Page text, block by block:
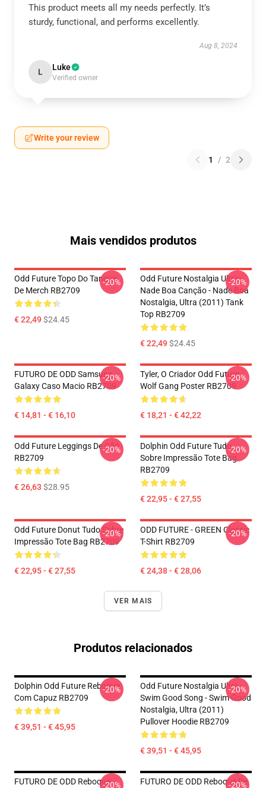
This product meets all my needs perfectly. It’s
sturdy, functional, and performs excellently.
Aug 8, 2024
L Luke
Verified owner
Write your review
1 / 2
Mais vendidos produtos
Odd Future Topo Do Tanque
De Merch RB2709
€ 22,49$24.45
-20%
Odd Future Nostalgia Ultra -
Nade Boa Canção - Nade Boa
Nostalgia, Ultra (2011) Tank
Top RB2709
€ 22,49$24.45
-20%
FUTURO DE ODD Samsung
Galaxy Caso Macio RB2709
€ 14,81 - € 16,10
-20%
Tyler, O Criador Odd Future
Wolf Gang Poster RB2709
€ 18,21 - € 42,22
-20%
Odd Future Leggings De Cão
RB2709
€ 26,63 $28.95
-20%
Dolphin Odd Future Tudo
Sobre Impressão Tote Bag
RB2709
€ 22,95 - € 27,55
-20%
Odd Future Donut Tudo Sobre
Impressão Tote Bag RB2709
€ 22,95 - € 27,55
-20%
ODD FUTURE - GREEN Classic
T-Shirt RB2709
€ 24,38 - € 28,06
-20%
VER MAIS
Produtos relacionados
Dolphin Odd Future Reboque
Com Capuz RB2709
€ 39,51 - € 45,95
-20%
Odd Future Nostalgia Ultra -
Swim Good Song - Swim Good
Nostalgia, Ultra (2011)
Pullover Hoodie RB2709
€ 39,51 - € 45,95
-20%
FUTURO DE ODD Reboque-20%
FUTURO DE ODD Reboque De
-20%